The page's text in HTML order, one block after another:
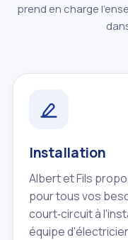
prend en charge
Installation
Albert et Fils
pour tous vos
court‑circuit à
équipe